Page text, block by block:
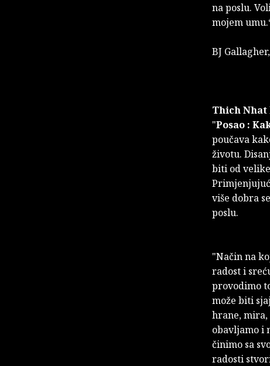
na poslu.
mojem
BJ
Thich Nhat
"Posao :
poučava
životu.
biti od
više dobra
poslu.
"Način na
radost i
provodimo
može biti
hrane, mira,
obavljamo i
činimo sa
radosti